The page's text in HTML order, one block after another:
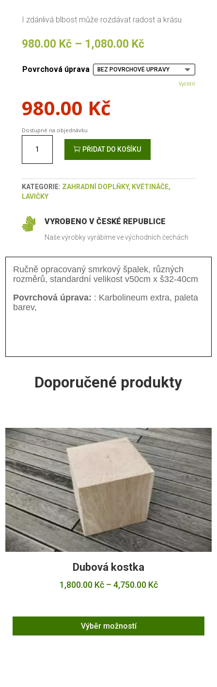
I zdánlivá blbost může rozdávat radost a krásu
980.00 Kč – 1,080.00 KčRozpětí
980.00 Kč
až
1,080.00 Kč
Povrchová úprava
Vyčistit
980.00 Kč
Dostupné na objednávku
Špalek k ohni množství
PŘIDAT DO KOŠÍKU
KATEGORIE: ZAHRADNÍ DOPLŇKY, KVĚTINÁČE,
LAVIČKY
 VYROBENO V ČESKÉ REPUBLICE
Naše výrobky vyrábíme ve východních čechách
Ručně opracovaný smrkový špalek, různých
rozměrů, standardní velikost v50cm x š32-40cm
Povrchová úprava: : Karbolineum extra, paleta
barev,
Doporučené produkty
Dubová kostka
1,800.00 Kč – 4,750.00 KčRozpětí
Výběr možností